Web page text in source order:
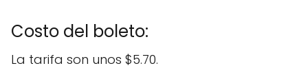
Costo del boleto:
La tarifa son unos $5.70.